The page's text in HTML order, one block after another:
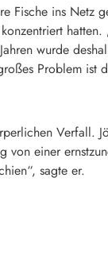
Fische ins Netz
wurde
Problem ist
Verfall.
einer
sagte er.